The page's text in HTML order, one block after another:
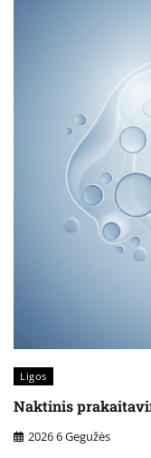
Ligos
Naktinis
2026 6 Gegužės